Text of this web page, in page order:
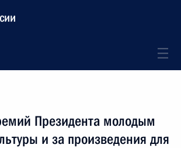
Президента молодым
и за произведения для